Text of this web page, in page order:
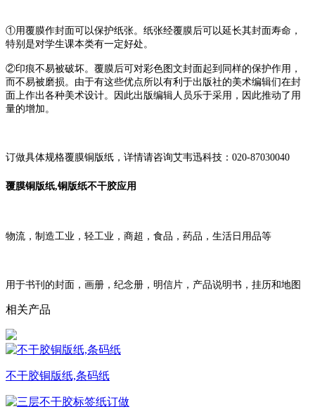
①用覆膜作封面可以保护纸张。纸张经覆膜后可以延长其封面寿命，
特别是对学生课本类有一定好处。
②印痕不易被破坏。覆膜后可对彩色图文封面起到同样的保护作用，
而不易被磨损。由于有这些优点所以有利于出版社的美术编辑们在封
面上作出各种美术设计。因此出版编辑人员乐于采用，因此推动了用
量的增加。
订做具体规格覆膜铜版纸，详情请咨询艾韦迅科技：020-87030040
覆膜铜版纸,铜版纸不干胶应用
物流，制造工业，轻工业，商超，食品，药品，生活日用品等
用于书刊的封面，画册，纪念册，明信片，产品说明书，挂历和地图
相关产品
不干胶铜版纸,条码纸